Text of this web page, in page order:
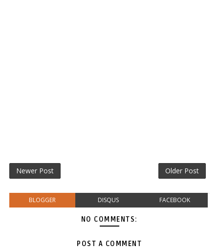
Newer Post Older Post
BLOGGER DISQUS FACEBOOK
NO COMMENTS:
POST A COMMENT